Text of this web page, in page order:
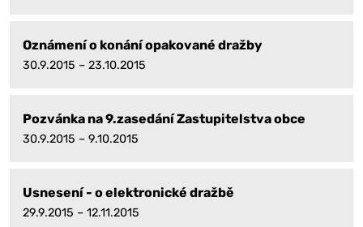
Oznámení o konání opakované dražby
30.9.2015 – 23.10.2015
Pozvánka na 9.zasedání Zastupitelstva obce
30.9.2015 – 9.10.2015
Usnesení - o elektronické dražbě
29.9.2015 – 12.11.2015